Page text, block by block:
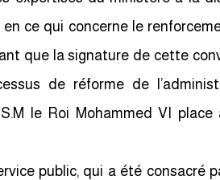
ce qui concerne le
que la signature de cette
de réforme de
le Roi Mohammed VI
public, qui a été consacré